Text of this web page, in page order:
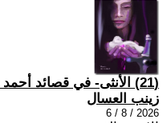
(21) الأنثى- في قصائد أحمد فرح”
زينب العسال
2026 / 8 / 6